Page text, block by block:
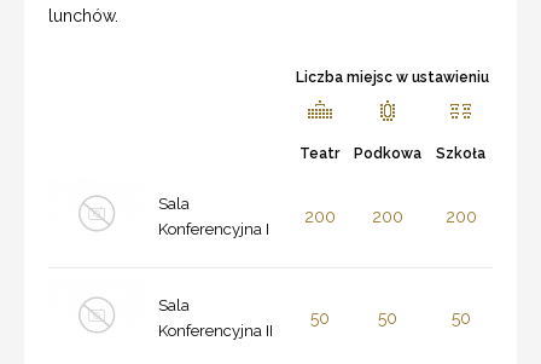
lunchów.
Liczba miejsc w ustawieniu
Teatr Podkowa Szkoła
Sala
Konferencyjna I
200 200 200
Sala
Konferencyjna II
50 50 50